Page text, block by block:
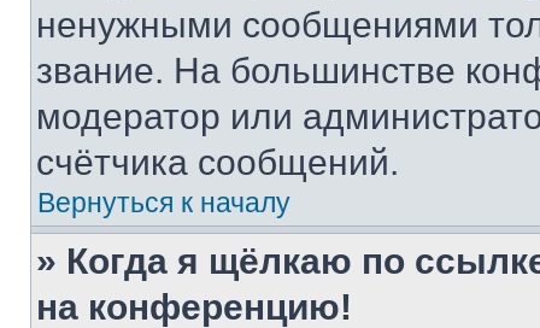
ненужными сообщениями
звание. На большинстве
модератор или
счётчика сообщений.
Вернуться к началу
» Когда я щёлкаю по
на конференцию!